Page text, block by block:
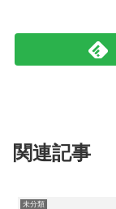
関連記事
未分類